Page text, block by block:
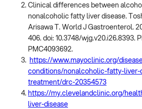
Clinical differences between
nonalcoholic fatty liver disease.
Arisawa T. World J Gastroenterol.
406. doi: 10.3748/wjg.v20.i26.8393.
PMC4093692.
https://www.mayoclinic.org/
conditions/nonalcoholic-fatty-liver-
treatment/drc-20354573
https://my.clevelandclinic.org/
liver-disease